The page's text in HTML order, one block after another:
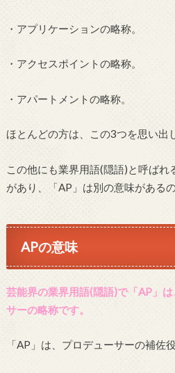
・アプリケーションの略称。
・アクセスポイントの略称。
・アパートメントの略称。
ほとんどの方は、この3つを思い出
この他にも業界用語(隠語)と呼ば
があり、「AP」は別の意味がある
APの意味
芸能界の業界用語(隠語)で「AP」
サーの略称です。
「AP」は、プロデューサーの補佐